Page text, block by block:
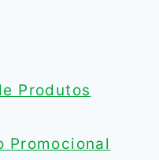
Produtos
Promocional